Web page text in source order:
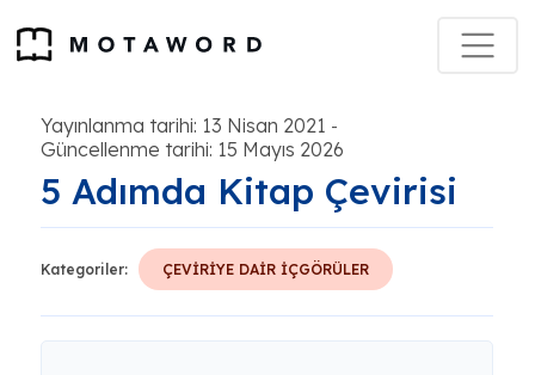
Yayınlanma tarihi: 13 Nisan 2021 -
Güncellenme tarihi: 15 Mayıs 2026
5 Adımda Kitap Çevirisi
Kategoriler: ÇEVİRİYE DAİR İÇGÖRÜLER